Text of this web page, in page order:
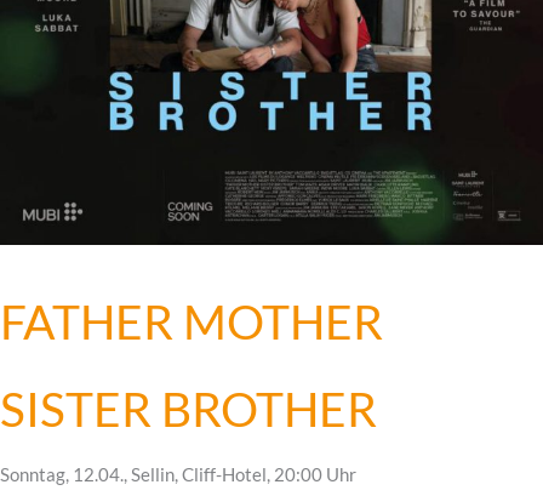
FATHER MOTHER
SISTER BROTHER
Sonntag, 12.04., Sellin, Cliff-Hotel, 20:00 Uhr